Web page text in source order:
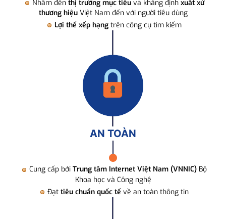
Nhắm đến thị trường mục tiêuvà khẳng định xuất xứ
thương hiệuViệt Nam đến với người tiêu dùng
Lợi thế xếp hạng trên công cụ tìm kiếm
AN TOÀN
Cung cấp bởi Trung tâm Internet Việt Nam (VNNIC) Bộ
Khoa học và Công nghệ
Đạt tiêu chuẩn quốc tế về an toàn thông tin